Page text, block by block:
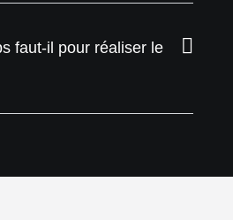
faut-il pour réaliser le